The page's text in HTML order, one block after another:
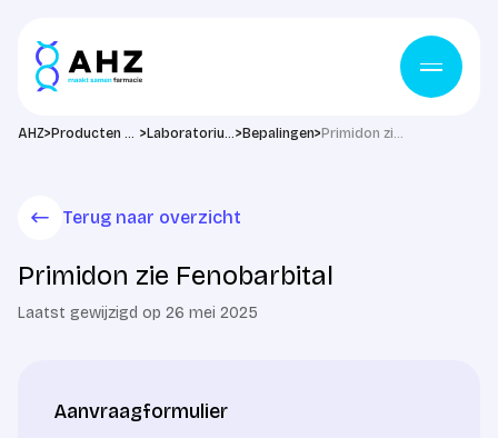
AHZ> Producten & diensten > Laboratorium> Bepalingen> Primidon zie Fenobarbital
Terug naar overzicht
Primidon zie Fenobarbital
Laatst gewijzigd op 26 mei 2025
Aanvraagformulier